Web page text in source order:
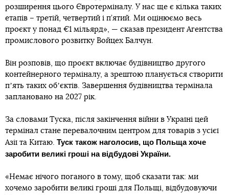
розширення цього Євротерміналу. У нас ще є кілька таких
етапів – третій, четвертий і п’ятий. Ми оцінюємо весь
проєкт у понад €1 мільярд», — сказав президент Агентства
промислового розвитку Войцех Балчун.
Він розповів, що проєкт включає будівництво другого
контейнерного терміналу, а зрештою планується створити
пʼять таких обʼєктів. Завершення будівництва термінала
заплановано на 2027 рік.
За словами Туска, після закінчення війни в Україні цей
термінал стане перевалочним центром для товарів з усієї
Азії та Китаю. Туск також наголосив, що Польща хоче
заробити великі гроші на відбудові України.
«Немає нічого поганого в тому, щоб сказати так: ми
хочемо заробити великі гроші для Польщі, відбудовуючи